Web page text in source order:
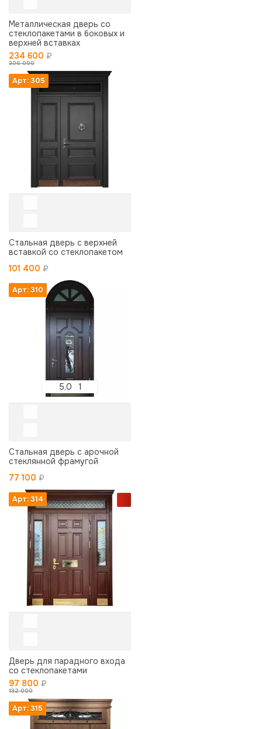
Металлическая дверь со
стеклопакетами в боковых и
верхней вставках
234 600 ₽
306 000
Арт: 305
Стальная дверь с верхней
вставкой со стеклопакетом
101 400 ₽
Арт: 310
5,0 1
Стальная дверь с арочной
стеклянной фрамугой
77 100 ₽
Арт: 314
Дверь для парадного входа
со стеклопакетами
97 800 ₽
132 000
Арт: 315